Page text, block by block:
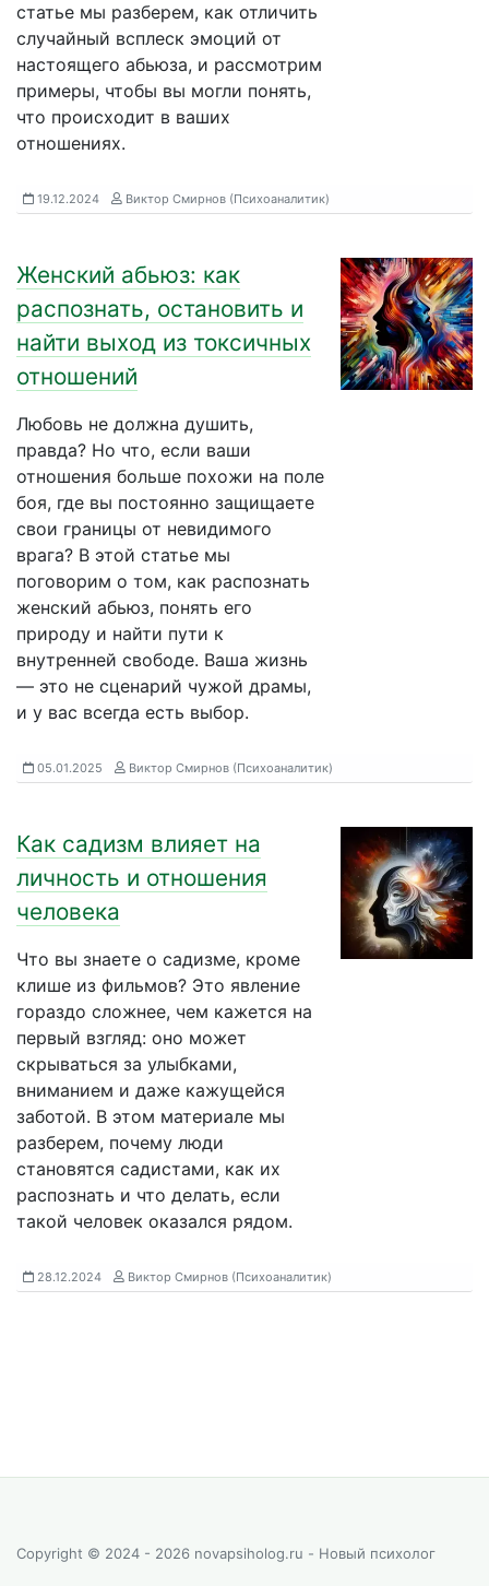
статье мы разберем, как отличить
случайный всплеск эмоций от
настоящего абьюза, и рассмотрим
примеры, чтобы вы могли понять,
что происходит в ваших
отношениях.
19.12.2024 Виктор Смирнов (Психоаналитик)
Женский абьюз: как
распознать, остановить и
найти выход из токсичных
отношений
Любовь не должна душить,
правда? Но что, если ваши
отношения больше похожи на поле
боя, где вы постоянно защищаете
свои границы от невидимого
врага? В этой статье мы
поговорим о том, как распознать
женский абьюз, понять его
природу и найти пути к
внутренней свободе. Ваша жизнь
— это не сценарий чужой драмы,
и у вас всегда есть выбор.
05.01.2025 Виктор Смирнов (Психоаналитик)
Как садизм влияет на
личность и отношения
человека
Что вы знаете о садизме, кроме
клише из фильмов? Это явление
гораздо сложнее, чем кажется на
первый взгляд: оно может
скрываться за улыбками,
вниманием и даже кажущейся
заботой. В этом материале мы
разберем, почему люди
становятся садистами, как их
распознать и что делать, если
такой человек оказался рядом.
28.12.2024 Виктор Смирнов (Психоаналитик)
Copyright © 2024 - 2026 novapsiholog.ru - Новый психолог